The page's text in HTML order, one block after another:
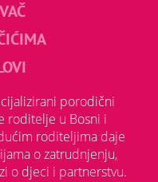
porodični
roditelje u Bosni i
roditeljima daje
o zatrudnjenju,
o djeci i partnerstvu.